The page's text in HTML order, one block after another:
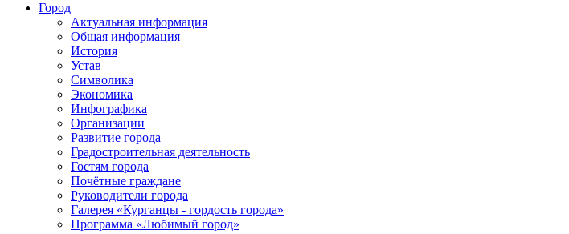
Город
Актуальная информация
Общая информация
История
Устав
Символика
Экономика
Инфографика
Организации
Развитие города
Градостроительная деятельность
Гостям города
Почётные граждане
Руководители города
Галерея «Курганцы - гордость города»
Программа «Любимый город»